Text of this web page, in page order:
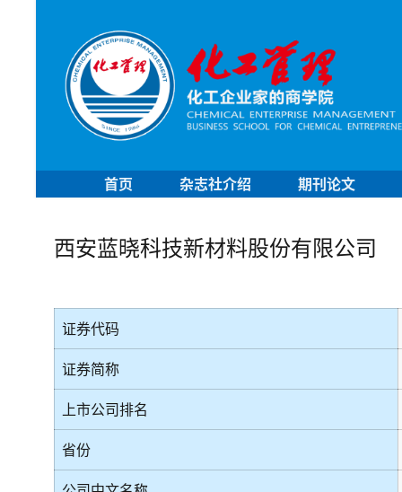
首页 杂志社介绍 期刊论文
西安蓝晓科技新材料股份有限公司
证券代码
证券简称
上市公司排名
省份